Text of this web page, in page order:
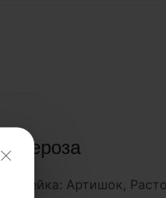
Артишок,